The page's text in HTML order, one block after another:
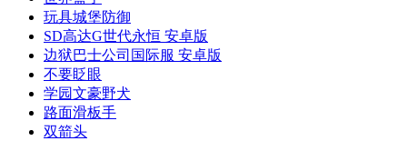
玩具城堡防御
SD高达G世代永恒 安卓版
边狱巴士公司国际服 安卓版
不要眨眼
学园文豪野犬
路面滑板手
双箭头